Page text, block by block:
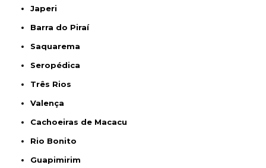
Japeri
Barra do Piraí
Saquarema
Seropédica
Três Rios
Valença
Cachoeiras de Macacu
Rio Bonito
Guapimirim